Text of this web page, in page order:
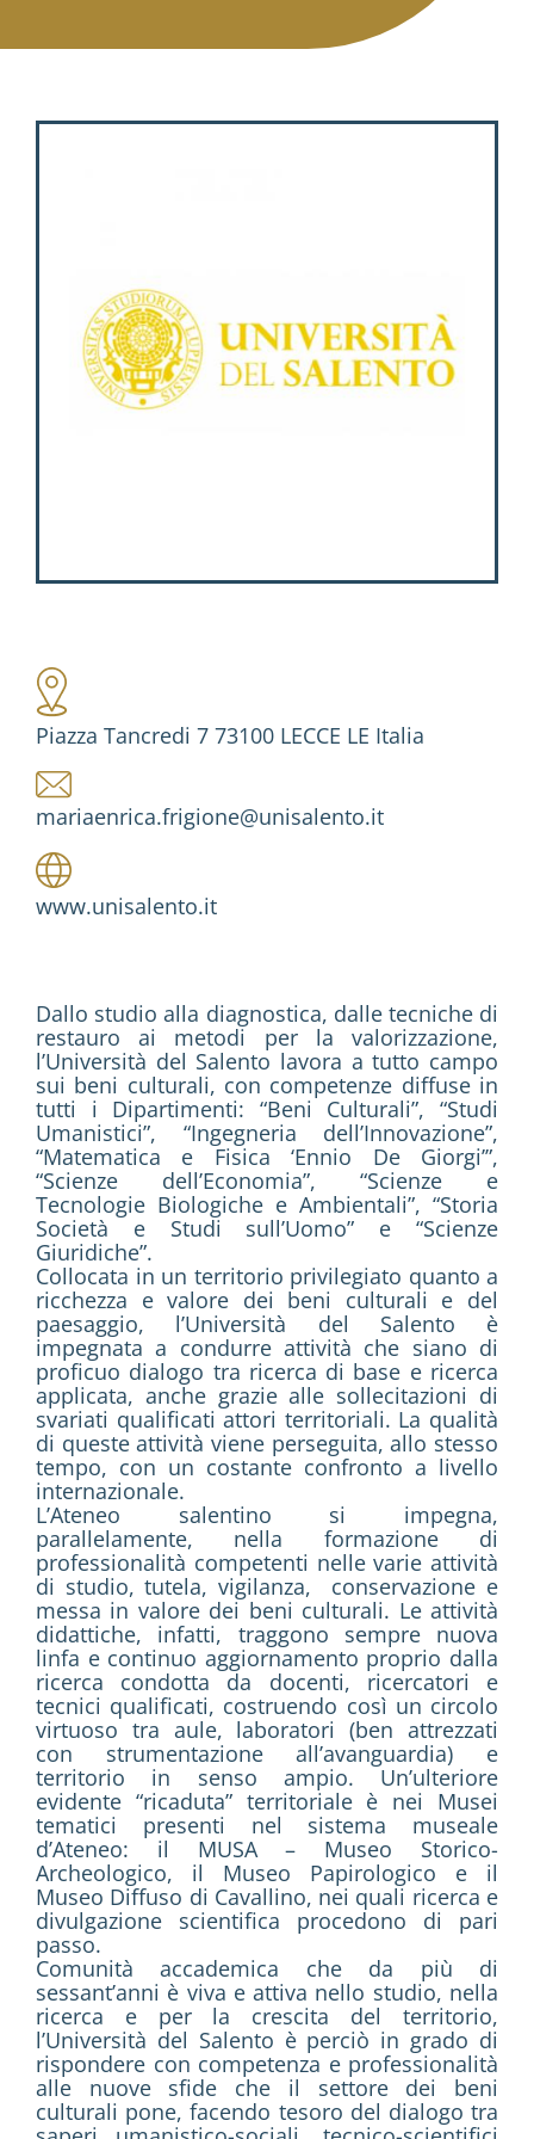
Piazza Tancredi 7 73100 LECCE LE Italia
mariaenrica.frigione@unisalento.it
www.unisalento.it
Dallo studio alla diagnostica, dalle tecniche di
restauro ai metodi per la valorizzazione,
l’Università del Salento lavora a tutto campo
sui beni culturali, con competenze diffuse in
tutti i Dipartimenti: “Beni Culturali”, “Studi
Umanistici”, “Ingegneria dell’Innovazione”,
“Matematica e Fisica ‘Ennio De Giorgi’”,
“Scienze dell’Economia”, “Scienze e
Tecnologie Biologiche e Ambientali”, “Storia
Società e Studi sull’Uomo” e “Scienze
Giuridiche”.
Collocata in un territorio privilegiato quanto a
ricchezza e valore dei beni culturali e del
paesaggio, l’Università del Salento è
impegnata a condurre attività che siano di
proficuo dialogo tra ricerca di base e ricerca
applicata, anche grazie alle sollecitazioni di
svariati qualificati attori territoriali. La qualità
di queste attività viene perseguita, allo stesso
tempo, con un costante confronto a livello
internazionale.
L’Ateneo salentino si impegna,
parallelamente, nella formazione di
professionalità competenti nelle varie attività
di studio, tutela, vigilanza, conservazione e
messa in valore dei beni culturali. Le attività
didattiche, infatti, traggono sempre nuova
linfa e continuo aggiornamento proprio dalla
ricerca condotta da docenti, ricercatori e
tecnici qualificati, costruendo così un circolo
virtuoso tra aule, laboratori (ben attrezzati
con strumentazione all’avanguardia) e
territorio in senso ampio. Un’ulteriore
evidente “ricaduta” territoriale è nei Musei
tematici presenti nel sistema museale
d’Ateneo: il MUSA – Museo Storico-
Archeologico, il Museo Papirologico e il
Museo Diffuso di Cavallino, nei quali ricerca e
divulgazione scientifica procedono di pari
passo.
Comunità accademica che da più di
sessant’anni è viva e attiva nello studio, nella
ricerca e per la crescita del territorio,
l’Università del Salento è perciò in grado di
rispondere con competenza e professionalità
alle nuove sfide che il settore dei beni
culturali pone, facendo tesoro del dialogo tra